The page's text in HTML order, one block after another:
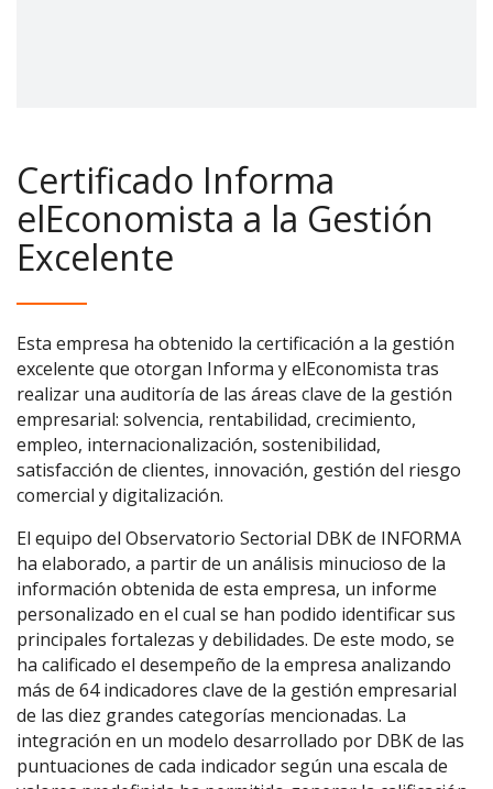
Certificado Informa
elEconomista a la Gestión
Excelente
Esta empresa ha obtenido la certificación a la gestión
excelente que otorgan Informa y elEconomista tras
realizar una auditoría de las áreas clave de la gestión
empresarial: solvencia, rentabilidad, crecimiento,
empleo, internacionalización, sostenibilidad,
satisfacción de clientes, innovación, gestión del riesgo
comercial y digitalización.
El equipo del Observatorio Sectorial DBK de INFORMA
ha elaborado, a partir de un análisis minucioso de la
información obtenida de esta empresa, un informe
personalizado en el cual se han podido identificar sus
principales fortalezas y debilidades. De este modo, se
ha calificado el desempeño de la empresa analizando
más de 64 indicadores clave de la gestión empresarial
de las diez grandes categorías mencionadas. La
integración en un modelo desarrollado por DBK de las
puntuaciones de cada indicador según una escala de